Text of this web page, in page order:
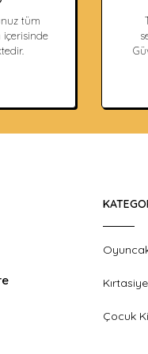
tüm
içerisinde
Kırtasiye
Çocuk